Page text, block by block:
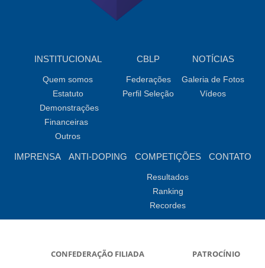
INSTITUCIONAL
Quem somos
Estatuto
Demonstrações
Financeiras
Outros
CBLP
Federações
Perfil Seleção
NOTÍCIAS
Galeria de Fotos
Vídeos
IMPRENSA ANTI-DOPING COMPETIÇÕES
Resultados
Ranking
Recordes
CONTATO
CONFEDERAÇÃO FILIADA PATROCÍNIO